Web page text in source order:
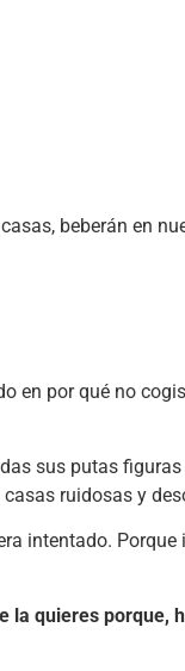
beberán en
en por qué no
sus putas figuras
ruidosas y
intentado. Porque
la quieres porque,